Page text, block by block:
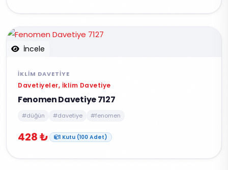
İncele
İKLIM DAVETIYE
Davetiyeler, İklim Davetiye
Fenomen Davetiye 7127
#düğün #davetiye #fenomen
428 ₺ 1 Kutu (100 Adet)